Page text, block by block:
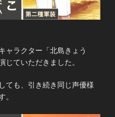
ャラクター「北島きょう
じていただきました。
ても、引き続き同じ声優様
。